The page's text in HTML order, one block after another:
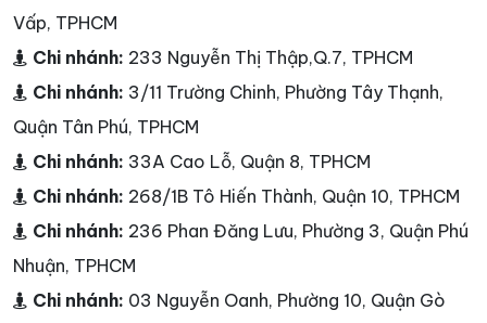
Vấp, TPHCM
Chi nhánh: 233 Nguyễn Thị Thập,Q.7, TPHCM
Chi nhánh: 3/11 Trường Chinh, Phường Tây Thạnh,
Quận Tân Phú, TPHCM
Chi nhánh: 33A Cao Lỗ, Quận 8, TPHCM
Chi nhánh: 268/1B Tô Hiến Thành, Quận 10, TPHCM
Chi nhánh: 236 Phan Đăng Lưu, Phường 3, Quận Phú
Nhuận, TPHCM
Chi nhánh: 03 Nguyễn Oanh, Phường 10, Quận Gò